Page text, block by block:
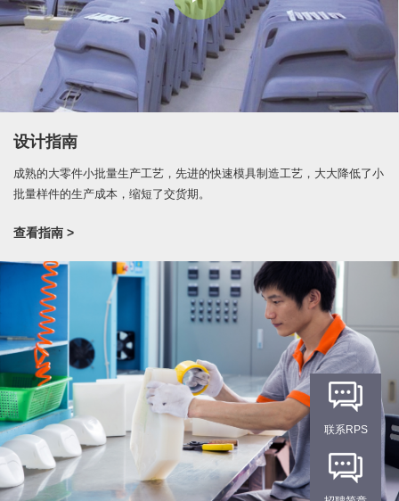
设计指南
成熟的大零件小批量生产工艺，先进的快速模具制造工艺，大大降低了小
批量样件的生产成本，缩短了交货期。
查看指南 >
联系RPS